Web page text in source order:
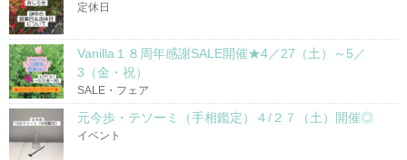
定休日
Vanilla１８周年感謝SALE開催★4／27（土）～5／
3（金・祝）
SALE・フェア
元今歩・テソーミ（手相鑑定）４/２７（土）開催◎
イベント